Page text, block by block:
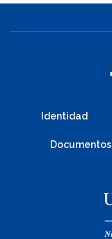
Identidad
Documentos